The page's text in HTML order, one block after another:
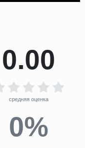
0.00
средняя оценка
0%